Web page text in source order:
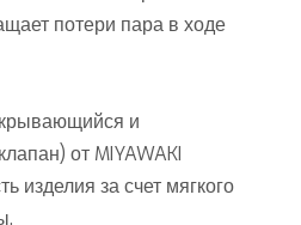
потери пара в ходе
и
от MIYAWAKI
изделия за счет мягкого